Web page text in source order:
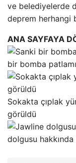
ve belediyelerde
deprem herhangi
ANA SAYFAYA
bir bomba
Sokakta çıplak
görüldü
dolgusu